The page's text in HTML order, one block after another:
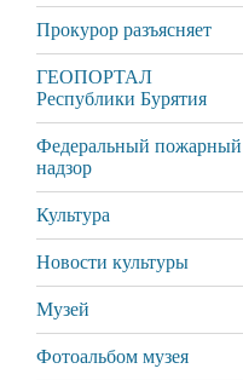
Прокурор разъясняет
ГЕОПОРТАЛ
Республики Бурятия
Федеральный пожарный
надзор
Культура
Новости культуры
Музей
Фотоальбом музея